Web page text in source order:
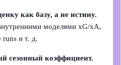
как базу, а не истину.
моделями xG/xA,
runs и т. д.
сезонный коэффициент.